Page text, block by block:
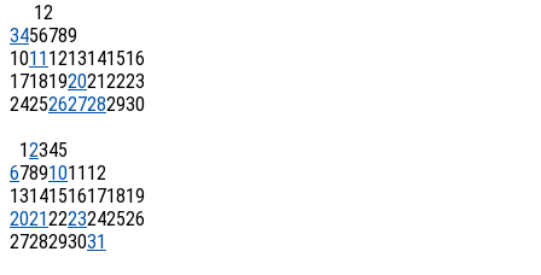
12
3456789
1011 1213141516
17181920212223
24252627282930
12345
67891011 12
13141516171819
20212223242526
2728293031